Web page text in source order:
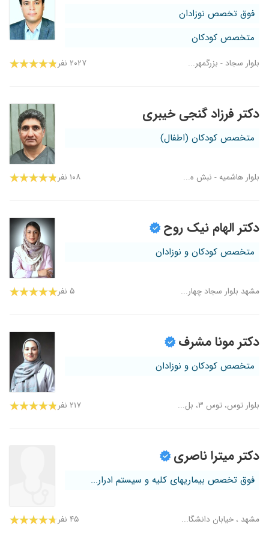
فوق تخصص نوزادان
متخصص کودکان
بلوار سجاد - بزرگمهر... ۲۰۲۷ نفر
دکتر فرزاد گنجی خیبری
متخصص کودکان (اطفال)
بلوار هاشمیه - نبش ه... ۱۰۸ نفر
دکتر الهام نیک روح
متخصص کودکان و نوزادان
مشهد بلوار سجاد چهار... ۵ نفر
دکتر مونا مشرف
متخصص کودکان و نوزادان
بلوار توس، توس ۳، بل... ۲۱۷ نفر
دکتر میترا ناصری
فوق تخصص بیماریهای کلیه و سیستم ادرار...
مشهد ، خیابان دانشگا... ۴۵ نفر